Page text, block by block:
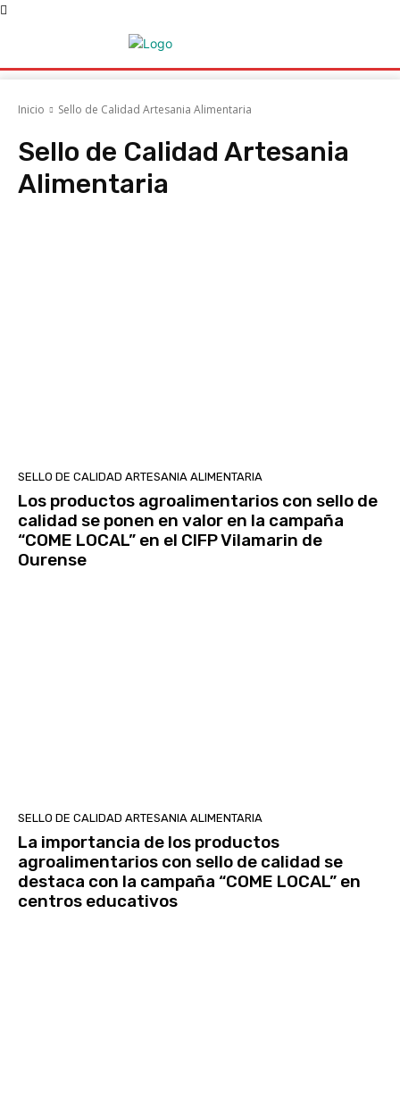
Inicio Sello de Calidad Artesania Alimentaria
Sello de Calidad Artesania
Alimentaria
SELLO DE CALIDAD ARTESANIA ALIMENTARIA
Los productos agroalimentarios con sello de
calidad se ponen en valor en la campaña
“COME LOCAL” en el CIFP Vilamarin de
Ourense
SELLO DE CALIDAD ARTESANIA ALIMENTARIA
La importancia de los productos
agroalimentarios con sello de calidad se
destaca con la campaña “COME LOCAL” en
centros educativos